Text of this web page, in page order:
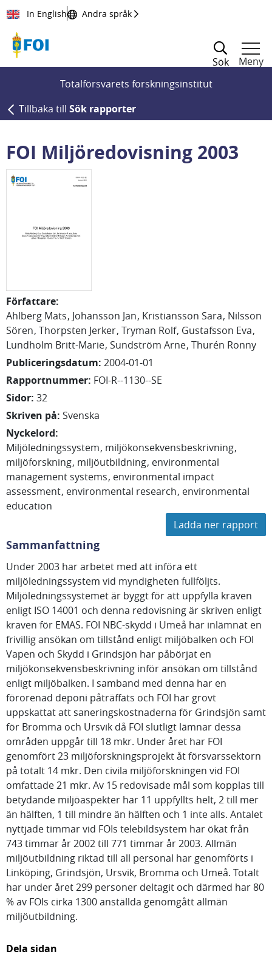
Till innehållet
In English Andra språk
Sök
Meny
Totalförsvarets forskningsinstitut
Tillbaka till Sök rapporter
FOI Miljöredovisning 2003
Författare:
Ahlberg Mats Johansson Jan Kristiansson Sara Nilsson
Sören Thorpsten Jerker Tryman Rolf Gustafsson Eva
Lundholm Britt-Marie Sundström Arne Thurén Ronny
Publiceringsdatum: 2004-01-01
Rapportnummer: FOI-R--1130--SE
Sidor: 32
Skriven på: Svenska
Nyckelord:
Miljöledningssystem miljökonsekvensbeskrivning
miljöforskning miljöutbildning environmental
management systems environmental impact
assessment environmental research environmental
education
Ladda ner rapport
Sammanfattning
Under 2003 har arbetet med att införa ett
miljöledningssystem vid myndigheten fullföljts.
Miljöledningssystemet är byggt för att uppfylla kraven
enligt ISO 14001 och denna redovisning är skriven enligt
kraven för EMAS. FOI NBC-skydd i Umeå har inlämnat en
frivillig ansökan om tillstånd enligt miljöbalken och FOI
Vapen och Skydd i Grindsjön har påbörjat en
miljökonsekvensbeskrivning inför ansökan om tillstånd
enligt miljöbalken. I samband med denna har en
förorenad deponi påträffats och FOI har grovt
uppskattat att saneringskostnaderna för Grindsjön samt
för Bromma och Ursvik då FOI slutligt lämnar dessa
områden uppgår till 18 mkr. Under året har FOI
genomfört 23 miljöforskningsprojekt åt försvarssektorn
på totalt 14 mkr. Den civila miljöforskningen vid FOI
omfattade 21 mkr. Av 15 redovisade mål som kopplas till
betydande miljöaspekter har 11 uppfyllts helt, 2 till mer
än hälften, 1 till mindre än hälften och 1 inte alls. Antalet
nyttjade timmar vid FOIs telebildsystem har ökat från
743 timmar år 2002 till 771 timmar år 2003. Allmän
miljöutbildning riktad till all personal har genomförts i
Linköping, Grindsjön, Ursvik, Bromma och Umeå. Totalt
har under året 299 personer deltagit och därmed har 80
% av FOIs cirka 1300 anställda genomgått allmän
miljöutbildning.
Dela sidan